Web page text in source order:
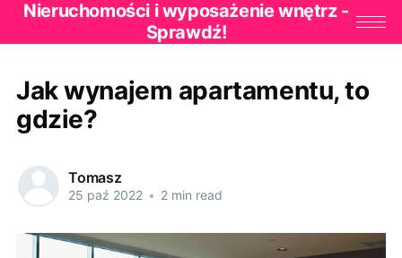
Nieruchomości i wyposażenie wnętrz -
Sprawdź!
Jak wynajem apartamentu, to
gdzie?
Tomasz
25 paź 2022 • 2 min read